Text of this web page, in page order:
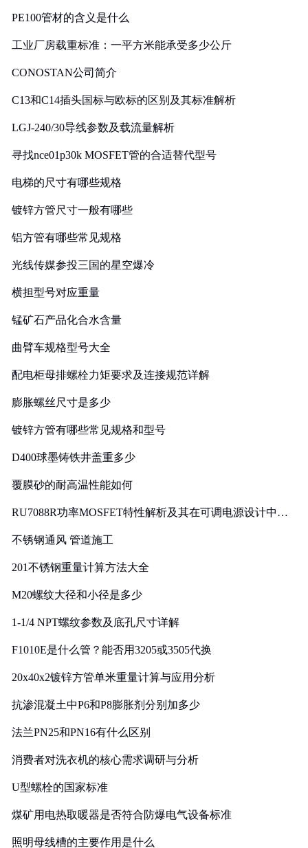
PE100管材的含义是什么
工业厂房载重标准：一平方米能承受多少公斤
CONOSTAN公司简介
C13和C14插头国标与欧标的区别及其标准解析
LGJ-240/30导线参数及载流量解析
寻找nce01p30k MOSFET管的合适替代型号
电梯的尺寸有哪些规格
镀锌方管尺寸一般有哪些
铝方管有哪些常见规格
光线传媒参投三国的星空爆冷
横担型号对应重量
锰矿石产品化合水含量
曲臂车规格型号大全
配电柜母排螺栓力矩要求及连接规范详解
膨胀螺丝尺寸是多少
镀锌方管有哪些常见规格和型号
D400球墨铸铁井盖重多少
覆膜砂的耐高温性能如何
RU7088R功率MOSFET特性解析及其在可调电源设计中的
不锈钢通风 管道施工
201不锈钢重量计算方法大全
M20螺纹大径和小径是多少
1-1/4 NPT螺纹参数及底孔尺寸详解
F1010E是什么管？能否用3205或3505代换
20x40x2镀锌方管单米重量计算与应用分析
抗渗混凝土中P6和P8膨胀剂分别加多少
法兰PN25和PN16有什么区别
消费者对洗衣机的核心需求调研与分析
U型螺栓的国家标准
煤矿用电热取暖器是否符合防爆电气设备标准
照明母线槽的主要作用是什么